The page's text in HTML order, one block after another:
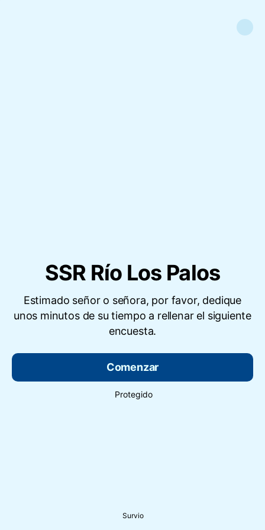
SSR Río Los Palos
Estimado señor o señora, por favor, dedique
unos minutos de su tiempo a rellenar el siguiente
encuesta.
Comenzar
Protegido
Survio